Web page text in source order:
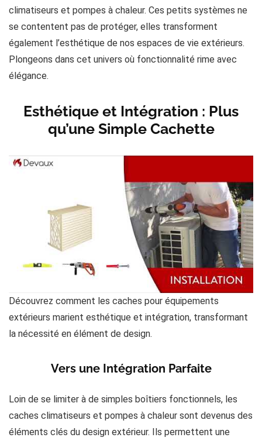
climatiseurs et pompes à chaleur. Ces petits systèmes ne
se contentent pas de protéger, elles transforment
également l’esthétique de nos espaces de vie extérieurs.
Plongeons dans cet univers où fonctionnalité rime avec
élégance.
Esthétique et Intégration : Plus
qu’une Simple Cachette
Découvrez comment les caches pour équipements
extérieurs marient esthétique et intégration, transformant
la nécessité en élément de design.
Vers une Intégration Parfaite
Loin de se limiter à de simples boîtiers fonctionnels, les
caches climatiseurs et pompes à chaleur sont devenus des
éléments clés du design extérieur. Ils permettent une